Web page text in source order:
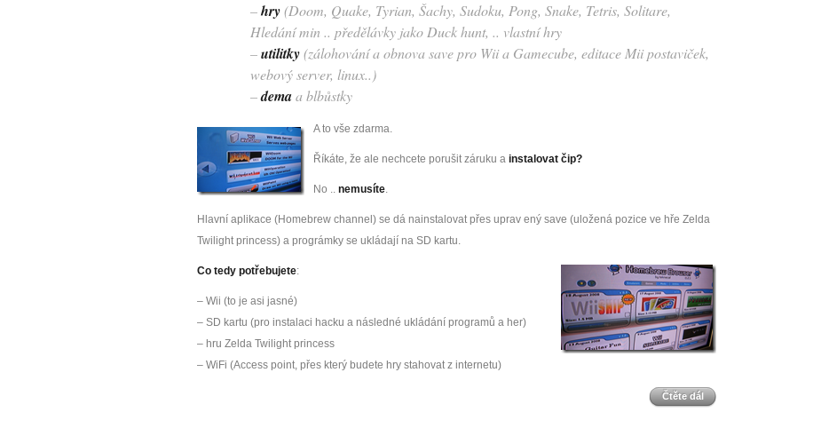
–hry(Doom, Quake, Tyrian, Šachy, Sudoku, Pong, Snake, Tetris, Solitare,
Hledání min .. předělávky jako Duck hunt, .. vlastní hry
–utilitky(zálohování a obnova save pro Wii a Gamecube, editace Mii postaviček,
webový server, linux..)
–demaa blbůstky
A to vše zdarma.
Říkáte, že ale nechcete porušit záruku a instalovat čip?
No .. nemusíte.
Hlavní aplikace (Homebrew channel) se dá nainstalovat přes uprav ený save (uložená pozice ve hře Zelda
Twilight princess) a prográmky se ukládají na SD kartu.
Co tedy potřebujete:
– Wii (to je asi jasné)
– SD kartu (pro instalaci hacku a následné ukládání programů a her)
– hru Zelda Twilight princess
– WiFi (Access point, přes který budete hry stahovat z internetu)
Čtěte dál